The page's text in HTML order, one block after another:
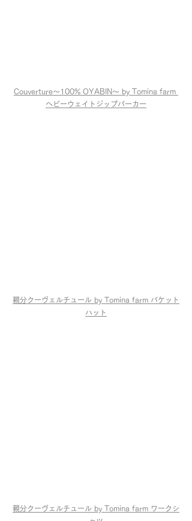
Couverture〜100% OYABIN〜 by Tomina farm
ヘビーウェイトジップパーカー
親分クーヴェルチュール by Tomina farm バケット
ハット
親分クーヴェルチュール by Tomina farm ワークシ